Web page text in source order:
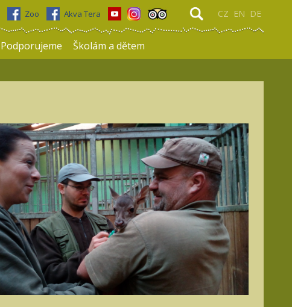
CZ EN DE
Zoo Akva Tera
Podporujeme Školám a dětem